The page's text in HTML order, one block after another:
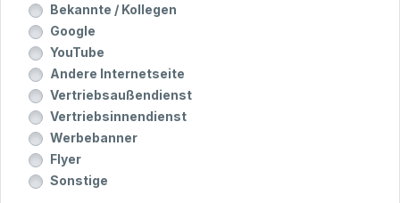
Bekannte / Kollegen
Google
YouTube
Andere Internetseite
Vertriebsaußendienst
Vertriebsinnendienst
Werbebanner
Flyer
Sonstige